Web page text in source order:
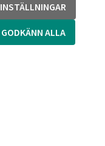
INSTÄLLNINGAR
GODKÄNN ALLA